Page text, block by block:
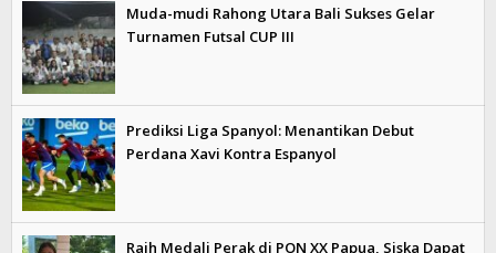
Muda-mudi Rahong Utara Bali Sukses Gelar
Turnamen Futsal CUP III
Prediksi Liga Spanyol: Menantikan Debut
Perdana Xavi Kontra Espanyol
Raih Medali Perak di PON XX Papua, Siska Dapat